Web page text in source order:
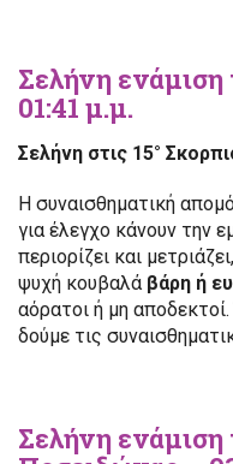
Σελήνη
01:41 μ.μ.
Σελήνη στις 15°
Η συναισθηματική
για έλεγχο κάνουν την
περιορίζει και
ψυχή κουβαλά βάρη ή
αόρατοι ή μη
δούμε τις
Σελήνη